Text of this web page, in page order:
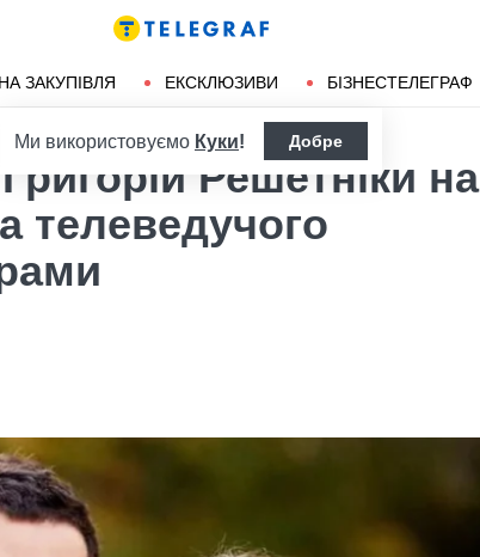
ЗАКУПІВЛЯ ЕКСКЛЮЗИВИ БІЗНЕСТЕЛЕГРАФ
Ми використовуємо Куки! Добре
Решетніки на
телеведучого